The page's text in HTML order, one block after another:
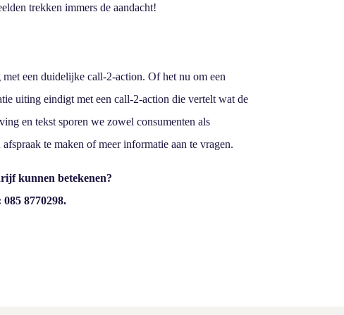
trekken immers de aandacht!
een duidelijke call-2-action. Of het nu om een
uiting eindigt met een call-2-action die vertelt wat de
en tekst sporen we zowel consumenten als
te maken of meer informatie aan te vragen.
kunnen betekenen?
8770298.